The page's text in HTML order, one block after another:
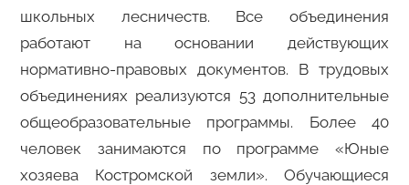
школьных лесничеств. Все объединения
работают на основании действующих
нормативно-правовых документов. В трудовых
объединениях реализуются 53 дополнительные
общеобразовательные программы. Более 40
человек занимаются по программе «Юные
хозяева Костромской земли». Обучающиеся